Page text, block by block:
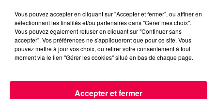
AGENDA
JEUX
PODCASTS
CINÉMA
DIRECT VIDÉO
MAGNUM 80
Vous pouvez accepter en cliquant sur "Accepter et fermer", ou affiner en
sélectionnant les finalités et/ou partenaires dans "Gérer mes choix".
Vous pouvez également refuser en cliquant sur "Continuer sans
accepter". Vos préférences ne s'appliqueront que pour ce site. Vous
pouvez mettre à jour vos choix, ou retirer votre consentement à tout
moment via le lien "Gérer les cookies" situé en bas de chaque page.
Accepter et fermer